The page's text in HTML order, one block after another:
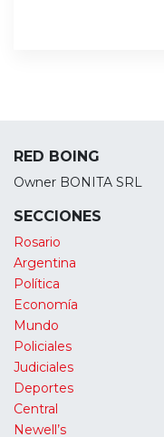
RED BOING
Owner BONITA SRL
SECCIONES
Rosario
Argentina
Política
Economía
Mundo
Policiales
Judiciales
Deportes
Central
Newell’s